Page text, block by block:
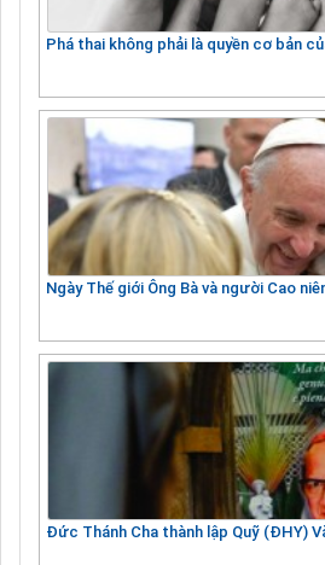
Phá thai không phải là quyền cơ bản
Ngày Thế giới Ông Bà và người Cao
Đức Thánh Cha thành lập Quỹ (ĐHY)